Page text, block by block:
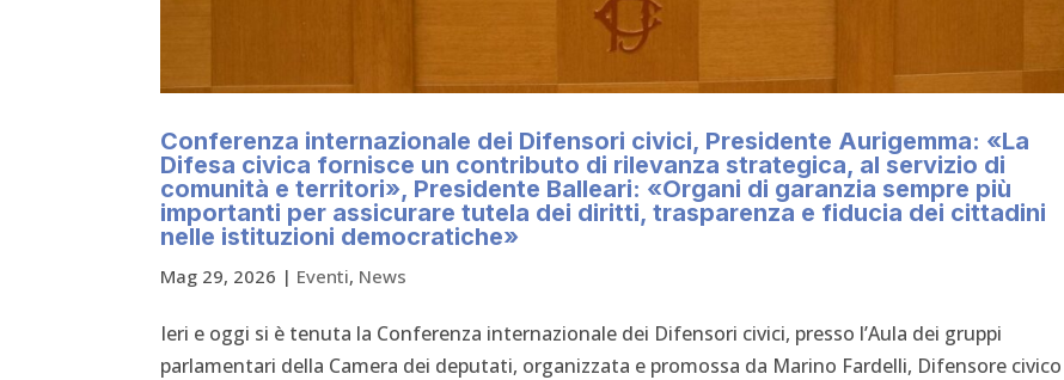
Conferenza internazionale dei Difensori civici, Presidente Aurigemma: «La
Difesa civica fornisce un contributo di rilevanza strategica, al servizio di
comunità e territori», Presidente Balleari: «Organi di garanzia sempre più
importanti per assicurare tutela dei diritti, trasparenza e fiducia dei cittadini
nelle istituzioni democratiche»
Mag 29, 2026 | Eventi, News
Ieri e oggi si è tenuta la Conferenza internazionale dei Difensori civici, presso l’Aula dei gruppi
parlamentari della Camera dei deputati, organizzata e promossa da Marino Fardelli, Difensore civico